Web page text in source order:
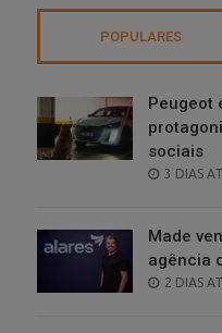
POPULARES
Peugeot
sociais
POSTED
3 DIAS
Made
agência
POSTED
2 DIAS